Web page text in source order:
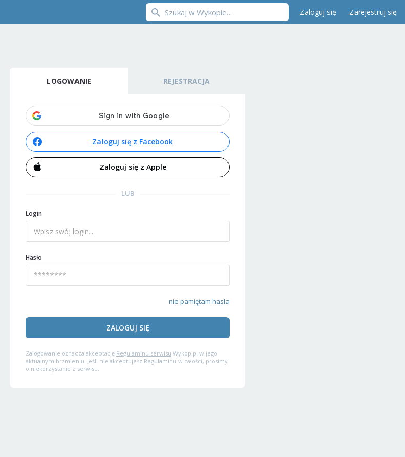
Zaloguj się Zarejestruj się
LOGOWANIE REJESTRACJA
Zaloguj się z Facebook
Zaloguj się z Apple
LUB
Login
Hasło
nie pamiętam hasła
ZALOGUJ SIĘ
Zalogowanie oznacza akceptację Regulaminu serwisu Wykop.pl w jego
aktualnym brzmieniu. Jeśli nie akceptujesz Regulaminu w całości, prosimy
o niekorzystanie z serwisu.